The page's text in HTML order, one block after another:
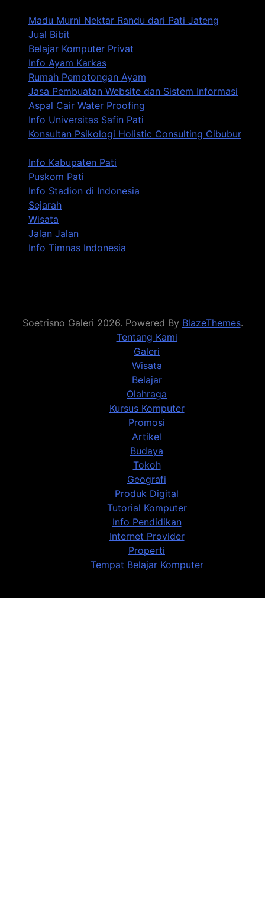
Madu Murni Nektar Randu dari Pati Jateng
Jual Bibit
Belajar Komputer Privat
Info Ayam Karkas
Rumah Pemotongan Ayam
Jasa Pembuatan Website dan Sistem Informasi
Aspal Cair Water Proofing
Info Universitas Safin Pati
Konsultan Psikologi Holistic Consulting Cibubur
Info Kabupaten Pati
Puskom Pati
Info Stadion di Indonesia
Sejarah
Wisata
Jalan Jalan
Info Timnas Indonesia
Soetrisno Galeri 2026. Powered By BlazeThemes.
Tentang Kami
Galeri
Wisata
Belajar
Olahraga
Kursus Komputer
Promosi
Artikel
Budaya
Tokoh
Geografi
Produk Digital
Tutorial Komputer
Info Pendidikan
Internet Provider
Properti
Tempat Belajar Komputer